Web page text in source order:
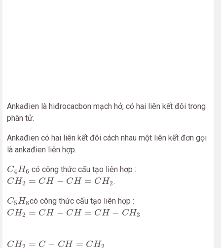
Ankađien là hiđrocacbon mạch hở, có hai liên kết đôi trong
phân tử.
Ankađien có hai liên kết đôi cách nhau một liên kết đơn gọi
là ankađien liên hợp.
C4H6
C4 H6 có công thức cấu tạo liên hợp :
CH2 = CH − CH = CH2
CH2 = H−CH CH2 .
C5H8
C5 H8 có công thức cấu tạo liên hợp :
CH2 = CH − CH = CH − CH3
CH2 = H−CH CH− H3
CH = C − CH = CH
CH2 −C =CH2